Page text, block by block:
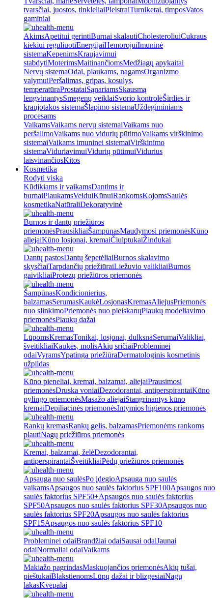
tvarsčiai, juostos, tinkleliaiPleistraiTurniketai, timposVatos
gaminiai
AkimsApetitui gerintiBurnai skalautiCholesteroliuiCukraus
kiekiui reguliuotiEnergijaiHemorojuiImuninė
sistemaKepenimsKraujavimui
stabdytiMoterimsMaitinančiomsMedžiagų apykaitai
Nervų sistemaOdai, plaukams, nagamsOrganizmo
valymuiPeršalimas, gripas, kosulys,
temperatūraProstataiSąnariamsSkausmą
lengvinantysSmegenų veiklaiSvorio kontrolėŠirdies ir
kraujotakos sistemaŠlapimo sistemaUždegiminiams
procesams
VaikamsVaikams nervų sistemaiVaikams nuo
peršalimoVaikams nuo vidurių pūtimoVaikams virškinimo
sistemaiVaikams imuninei sistemaiVirškinimo
sistemaViduriavimuiVidurių pūtimuiVidurius
laisvinančiosKitos
Kosmetika
Rodyti viską
Kūdikiams ir vaikamsDantims ir
burnaiPlaukamsVeiduiKūnuiRankomsKojomsSaulės
kosmetikaNatūraliDekoratyvinė
Burnos ir dantų priežiūros
priemonėsPrausikliaiŠampūnasMaudymosi priemonėsKūno
aliejaiKūno losjonai, kremaiČiulptukaiŽindukai
Dantų pastosDantų šepetėliaiBurnos skalavimo
skysčiaiTarpdančių priežiūraiLiežuvio valikliaiBurnos
gaivikliaiProtezų priežiūros priemonės
ŠampūnasKondicionierius,
balzamasSerumasKaukėLosjonasKremasAliejusPriemonės
nuo slinkimoPriemonės nuo pleiskanųPlaukų modeliavimo
priemonėsPlaukų dažai
LūpomsKremasTonikai, losjonai, dulksnaSerumaiValikliai,
šveitikliaiKaukės, molisAkių sričiaiProbleminei
odaiVyramsYpatinga priežiūraDermatologinis kosmetinis
užpildas
Kūno pieneliai, kremai, balzamai, aliejaiPrausimosi
priemonėsDruska voniaiDezodorantai, antiperspirantaiKūno
pylingo priemonėsMasažo aliejaiStangrinantys kūno
kremaiDepiliacinės priemonėsIntymios higienos priemonės
Rankų kremasRankų gelis, balzamasPriemonėms rankoms
plautiNagų priežiūros priemonės
Kremai, balzamai, želėDezodorantai,
antiperspirantaiŠveitikliaiPėdų priežiūros priemonės
Apsauga nuo saulėsPo įdegioApsauga nuo saulės
vaikamsApsaugos nuo saulės faktorius SPF100Apsaugos nuo
saulės faktorius SPF50+Apsaugos nuo saulės faktorius
SPF50Apsaugos nuo saulės faktorius SPF30Apsaugos nuo
saulės faktorius SPF20Apsaugos nuo saulės faktorius
SPF15Apsaugos nuo saulės faktorius SPF10
Probleminei odaiBrandžiai odaiSausai odaiJaunai
odaiNormaliai odaiVaikams
Makiažo pagrindasMaskuojančios priemonėsAkių tušai,
pieštukaiBlakstienomsLūpų dažai ir blizgesiaiNagų
lakasKvepalai